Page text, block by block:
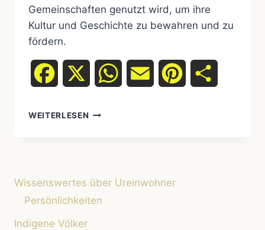
Gemeinschaften genutzt wird, um ihre
Kultur und Geschichte zu bewahren und zu
fördern.
Facebook WhatsAppEmail Pinterest
WEITERLESEN DIE
INDIGENEN
KULTUR
Wissenswertes über Ureinwohner
Persönlichkeiten
Indigene Völker